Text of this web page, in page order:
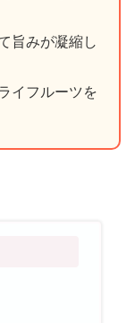
旨みが凝縮し
イフルーツを